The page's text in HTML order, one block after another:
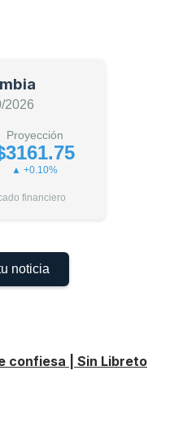
2026
Proyección
▲ +0.10%
financiero
noticia
confiesa | Sin Libreto